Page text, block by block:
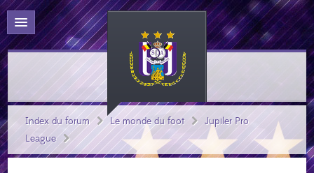
Index du forum Le monde du foot
Jupiler Pro
League